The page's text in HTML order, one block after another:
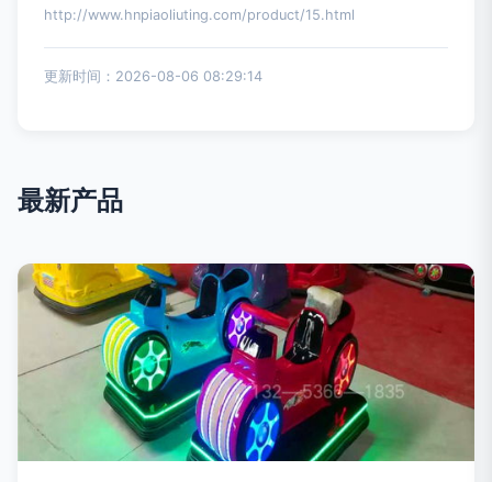
http://www.hnpiaoliuting.com/product/15.html
更新时间：2026-08-06 08:29:14
最新产品